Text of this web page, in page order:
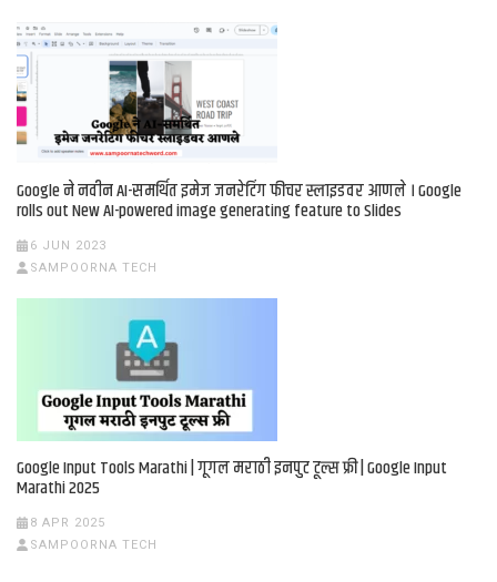
Google ने नवीन AI-समर्थित इमेज जनरेटिंग फीचर स्लाइडवर आणले । Google
rolls out New AI-powered image generating feature to Slides
6 JUN 2023
SAMPOORNA TECH
Google Input Tools Marathi | गूगल मराठी इनपुट टूल्स फ्री | Google Input
Marathi 2025
8 APR 2025
SAMPOORNA TECH